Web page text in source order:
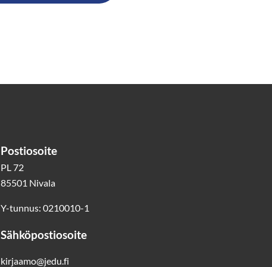
Postiosoite
PL 72
85501 Nivala
Y-tunnus: 0210010-1
Sähköpostiosoite
kirjaamo@jedu.fi